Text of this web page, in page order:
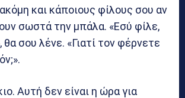
και κάποιους φίλους σου αν
σωστά την μπάλα. «Εσύ φίλε,
θα σου λένε. «Γιατί τον φέρνετε
Αυτή δεν είναι η ώρα για